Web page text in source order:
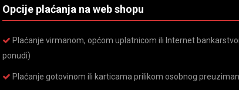
Opcije plaćanja na web shopu
Plaćanje virmanom, općom uplatnicom ili Internet
ponudi)
Plaćanje gotovinom ili karticama prilikom osobnog